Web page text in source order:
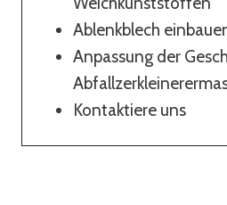
Ablenkblech
Anpassung der
Kontaktiere uns